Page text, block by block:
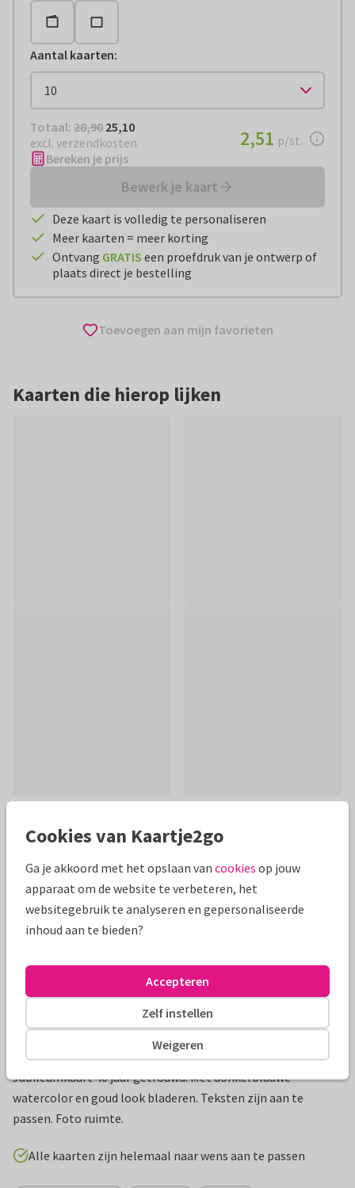
Aantal kaarten:
Totaal: € 25,10
Totaal: 28,90 25,10
excl. verzendkosten
€ 2,51 per stuk
2,51 p/st.
Bereken je prijs
Bewerk je kaart
Deze kaart is volledig te personaliseren
Meer kaarten = meer korting
Ontvang GRATIS een proefdruk van je ontwerp of
plaats direct je bestelling
Toevoegen aan mijn favorieten
Kaarten die hierop lijken
Mooie extra's bij je kaart
Jubileumkaart 40 jaar getrouwd. Met donkerblauwe
watercolor en goud look bladeren. Teksten zijn aan te
passen. Foto ruimte.
Alle kaarten zijn helemaal naar wens aan te passen
Cookies van Kaartje2go
Ga je akkoord met het opslaan van cookies op jouw
apparaat om de website te verbeteren, het
websitegebruik te analyseren en gepersonaliseerde
inhoud aan te bieden?
Weigeren
Zelf instellen
Accepteren